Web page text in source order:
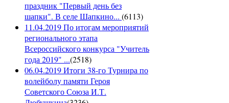
праздник "Первый день без
шапки". В селе Шапкино... (6113)
11.04.2019 По итогам мероприятий
регионального этапа
Всероссийского конкурса "Учитель
года 2019" ...(2518)
06.04.2019 Итоги 38-го Турнира по
волейболу памяти Героя
Советского Союза И.Т.